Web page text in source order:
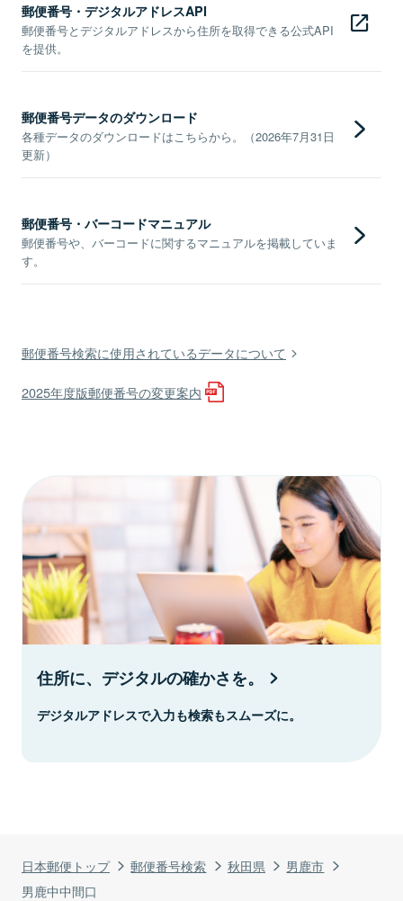
日本郵便トップ 郵便番号検索 秋田県
男鹿市
男鹿中中間口
郵便番号・デジタルアドレスAPI
郵便番号とデジタルアドレスから住所を取得できる公式API
を提供。
郵便番号データのダウンロード
各種データのダウンロードはこちらから。（2026年7月31日
更新）
郵便番号・バーコードマニュアル
郵便番号や、バーコードに関するマニュアルを掲載していま
す。
郵便番号検索に使用されているデータについて
2025年度版郵便番号の変更案内
住所に、デジタルの確かさを。
デジタルアドレスで入力も検索もスムーズに。